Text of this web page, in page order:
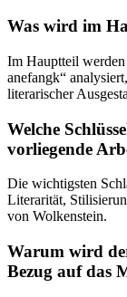
Was wird im
Im Hauptteil
anefangk“
literarischer
Welche
vorliegende
Die wichtigsten
Literarität,
von Wolkenstein.
Warum wird
Bezug auf das